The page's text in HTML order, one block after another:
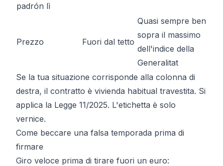
padrón lì
Prezzo Fuori dal tetto
Quasi sempre ben
sopra il massimo
dell'indice della
Generalitat
Se la tua situazione corrisponde alla colonna di
destra, il contratto è vivienda habitual travestita. Si
applica la Legge 11/2025. L'etichetta è solo
vernice.
Come beccare una falsa temporada prima di
firmare
Giro veloce prima di tirare fuori un euro: